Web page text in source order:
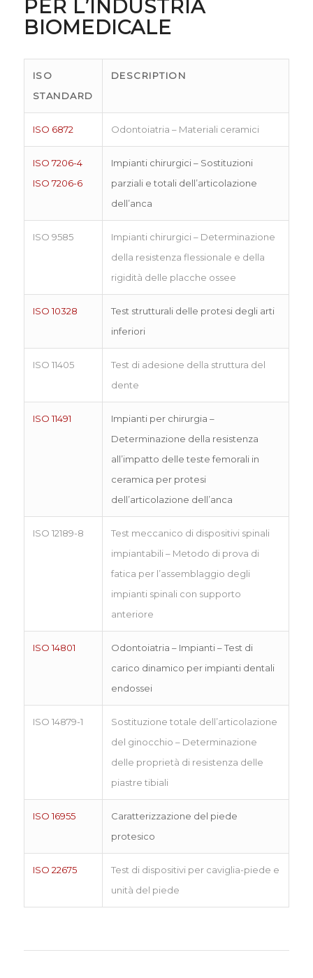
PER L’INDUSTRIA
BIOMEDICALE
ISO
STANDARD
DESCRIPTION
ISO 6872 Odontoiatria – Materiali ceramici
ISO 7206-4
ISO 7206-6
Impianti chirurgici – Sostituzioni
parziali e totali dell’articolazione
dell’anca
ISO 9585
Impianti chirurgici – Determinazione
della resistenza flessionale e della
rigidità delle placche ossee
ISO 10328
Test strutturali delle protesi degli arti
inferiori
ISO 11405
Test di adesione della struttura del
dente
ISO 11491
Impianti per chirurgia –
Determinazione della resistenza
all’impatto delle teste femorali in
ceramica per protesi
dell’articolazione dell’anca
ISO 12189-8
Test meccanico di dispositivi spinali
impiantabili – Metodo di prova di
fatica per l’assemblaggio degli
impianti spinali con supporto
anteriore
ISO 14801
Odontoiatria – Impianti – Test di
carico dinamico per impianti dentali
endossei
ISO 14879-1
Sostituzione totale dell’articolazione
del ginocchio – Determinazione
delle proprietà di resistenza delle
piastre tibiali
ISO 16955
Caratterizzazione del piede
protesico
ISO 22675
Test di dispositivi per caviglia-piede e
unità del piede